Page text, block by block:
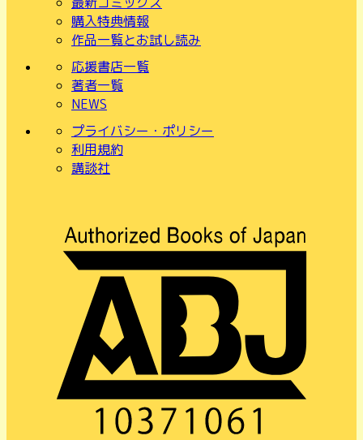
購入特典情報
作品一覧とお試し読み
応援書店一覧
著者一覧
NEWS
プライバシー・ポリシー
利用規約
講談社